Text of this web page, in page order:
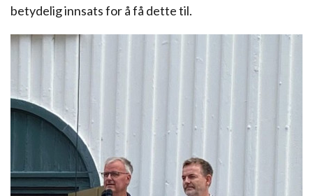
betydelig innsats for å få dette til.